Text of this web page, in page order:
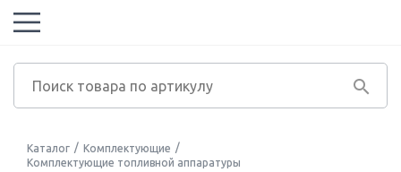
Каталог
Комплектующие
Комплектующие топливной аппаратуры